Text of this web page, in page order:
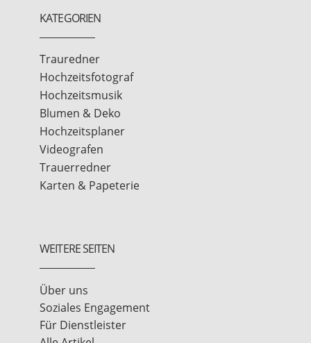
KATEGORIEN
Trauredner
Hochzeitsfotograf
Hochzeitsmusik
Blumen & Deko
Hochzeitsplaner
Videografen
Trauerredner
Karten & Papeterie
WEITERE SEITEN
Über uns
Soziales Engagement
Für Dienstleister